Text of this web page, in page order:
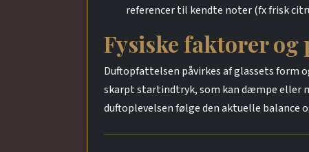
referencer til kendte noter (fx frisk
Fysiske faktorer
Duftopfattelsen påvirkes af glassets form
skarpt startindtryk, som kan dæmpe eller
duftoplevelsen følge den aktuelle balance